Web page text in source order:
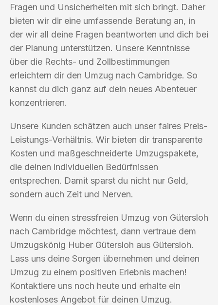
Fragen und Unsicherheiten mit sich bringt. Daher
bieten wir dir eine umfassende Beratung an, in
der wir all deine Fragen beantworten und dich bei
der Planung unterstützen. Unsere Kenntnisse
über die Rechts- und Zollbestimmungen
erleichtern dir den Umzug nach Cambridge. So
kannst du dich ganz auf dein neues Abenteuer
konzentrieren.
Unsere Kunden schätzen auch unser faires Preis-
Leistungs-Verhältnis. Wir bieten dir transparente
Kosten und maßgeschneiderte Umzugspakete,
die deinen individuellen Bedürfnissen
entsprechen. Damit sparst du nicht nur Geld,
sondern auch Zeit und Nerven.
Wenn du einen stressfreien Umzug von Gütersloh
nach Cambridge möchtest, dann vertraue dem
Umzugskönig Huber Gütersloh aus Gütersloh.
Lass uns deine Sorgen übernehmen und deinen
Umzug zu einem positiven Erlebnis machen!
Kontaktiere uns noch heute und erhalte ein
kostenloses Angebot für deinen Umzug.